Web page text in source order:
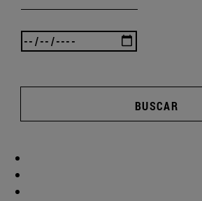
BUSCAR